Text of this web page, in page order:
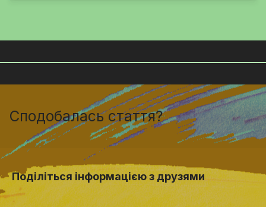
Сподобалась стаття?
Поділіться інформацією з друзями